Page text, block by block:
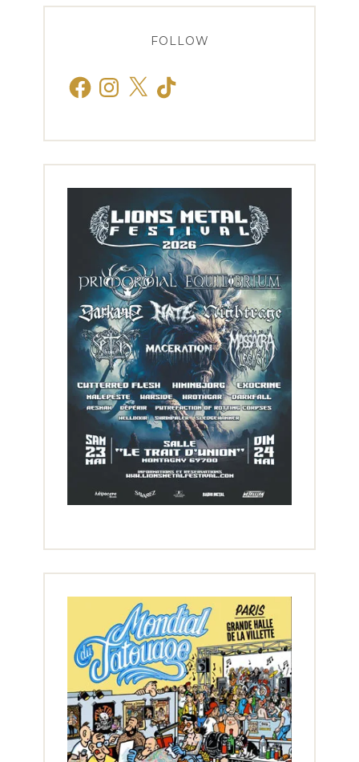
FOLLOW
FacebookInstagram
X TikTok